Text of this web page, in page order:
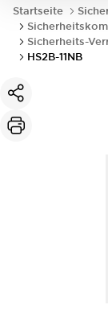
Startseite
Sicherheits-
HS2B-11NB